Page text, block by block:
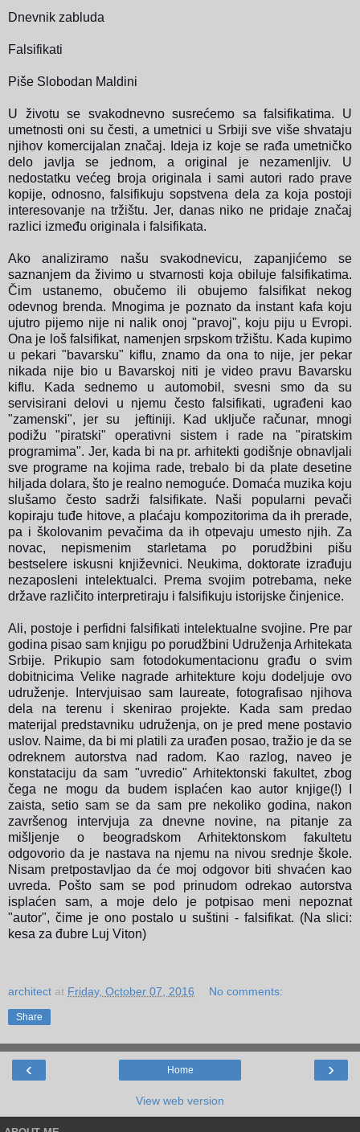
Dnevnik zabluda
Falsifikati
Piše Slobodan Maldini
U životu se svakodnevno susrećemo sa falsifikatima. U
umetnosti oni su česti, a umetnici u Srbiji sve više shvataju
njihov komercijalan značaj. Ideja iz koje se rađa umetničko
delo javlja se jednom, a original je nezamenljiv. U
nedostatku većeg broja originala i sami autori rado prave
kopije, odnosno, falsifikuju sopstvena dela za koja postoji
interesovanje na tržištu. Jer, danas niko ne pridaje značaj
razlici između originala i falsifikata.
Ako analiziramo našu svakodnevicu, zapanjićemo se
saznanjem da živimo u stvarnosti koja obiluje falsifikatima.
Čim ustanemo, obučemo ili obujemo falsifikat nekog
odevnog brenda. Mnogima je poznato da instant kafa koju
ujutro pijemo nije ni nalik onoj "pravoj", koju piju u Evropi.
Ona je loš falsifikat, namenjen srpskom tržištu. Kada kupimo
u pekari "bavarsku" kiflu, znamo da ona to nije, jer pekar
nikada nije bio u Bavarskoj niti je video pravu Bavarsku
kiflu. Kada sednemo u automobil, svesni smo da su
servisirani delovi u njemu često falsifikati, ugrađeni kao
"zamenski", jer su jeftiniji. Kad uključe računar, mnogi
podižu "piratski" operativni sistem i rade na "piratskim
programima". Jer, kada bi na pr. arhitekti godišnje obnavljali
sve programe na kojima rade, trebalo bi da plate desetine
hiljada dolara, što je realno nemoguće. Domaća muzika koju
slušamo često sadrži falsifikate. Naši popularni pevači
kopiraju tuđe hitove, a plaćaju kompozitorima da ih prerade,
pa i školovanim pevačima da ih otpevaju umesto njih. Za
novac, nepismenim starletama po porudžbini pišu
bestselere iskusni književnici. Neukima, doktorate izrađuju
nezaposleni intelektualci. Prema svojim potrebama, neke
države različito interpretiraju i falsifikuju istorijske činjenice.
Ali, postoje i perfidni falsifikati intelektualne svojine. Pre par
godina pisao sam knjigu po porudžbini Udruženja Arhitekata
Srbije. Prikupio sam fotodokumentacionu građu o svim
dobitnicima Velike nagrade arhitekture koju dodeljuje ovo
udruženje. Intervjuisao sam laureate, fotografisao njihova
dela na terenu i skenirao projekte.
Kada sam predao
materijal predstavniku udruženja, on je pred mene postavio
uslov. Naime, da bi mi platili za urađen posao, tražio je da se
odreknem autorstva nad radom. Kao razlog, naveo je
konstataciju da sam "uvredio" Arhitektonski fakultet, zbog
čega ne mogu da budem isplaćen kao autor knjige(!) I
zaista, setio sam se da sam pre nekoliko godina, nakon
završenog intervjuja za dnevne novine, na pitanje za
mišljenje o beogradskom Arhitektonskom fakultetu
odgovorio da je nastava na njemu na nivou srednje škole.
Nisam pretpostavljao da će moj odgovor biti shvaćen kao
uvreda. Pošto sam se pod prinudom odrekao autorstva
isplaćen sam, a moje delo je potpisao meni nepoznat
"autor", čime je ono postalo u suštini - falsifikat. (Na slici:
kesa za đubre Luj Viton)
architect at Friday, October 07, 2016 No comments:
Share
‹ ›
Home
View web version